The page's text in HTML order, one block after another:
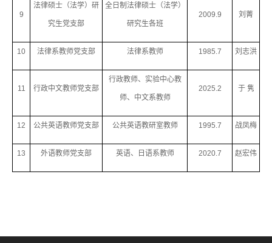
9
法律硕士（法学）研
究生党支部
全日制法律硕士（法学）
研究生各班
2009.9 刘菁
10 法律系教师党支部 法律系教师 1985.7 刘志洪
11 行政中文教师党支部
行政教师、实验中心教
师、中文系教师
2025.2 于 隽
12 公共英语教师党支部 公共英语教研室教师 1995.7 战凤梅
13 外语教师党支部 英语、日语系教师 2020.7 赵宏伟